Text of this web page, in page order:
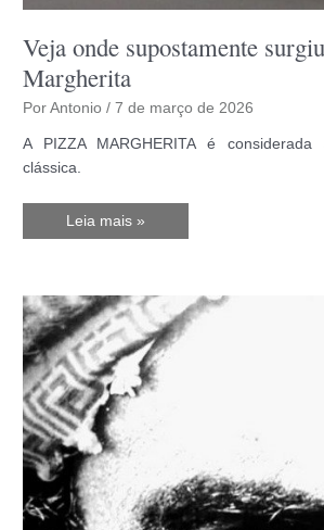
Veja onde supostamente
Margherita
PorAntonio/7 de março de 2026
A PIZZA MARGHERITA é
clássica.
Veja
Margherita
Leia mais »